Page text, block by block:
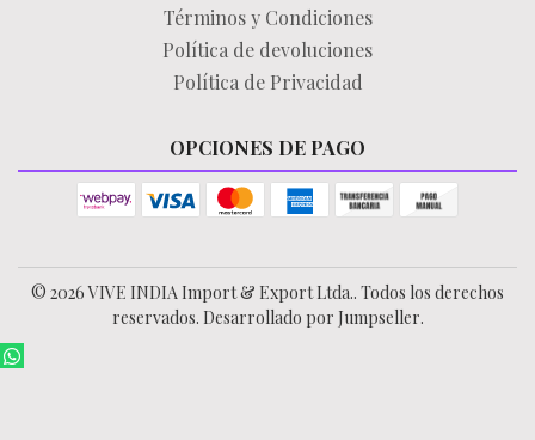
Términos y Condiciones
Política de devoluciones
Política de Privacidad
OPCIONES DE PAGO
© 2026 VIVE INDIA Import & Export Ltda.. Todos los derechos
reservados. Desarrollado por Jumpseller.